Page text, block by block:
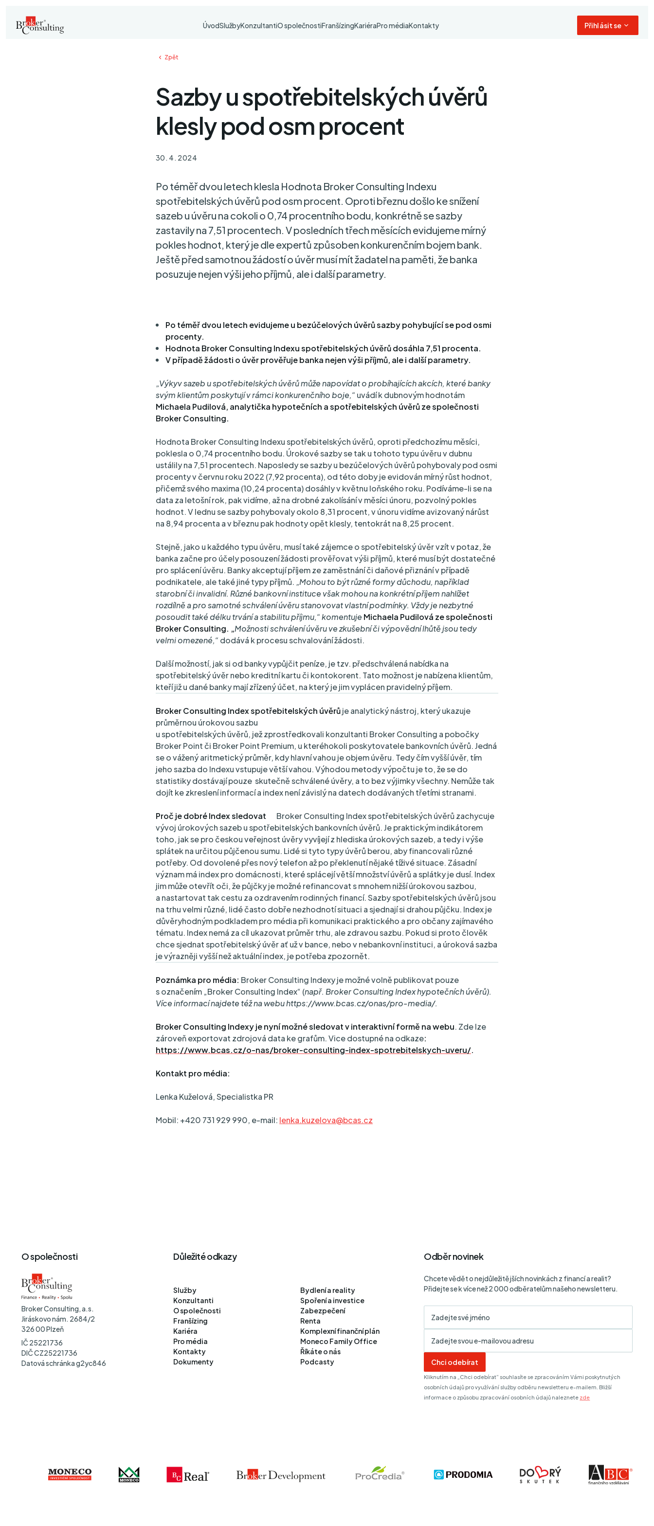
ÚvodSlužbyKonzultantiO společnostiFranšízingKariéraPro médiaKontakty Přihlásit se
Zpět
Sazby u spotřebitelských úvěrů
klesly pod osm procent
30. 4. 2024
Po téměř dvou letech klesla Hodnota Broker Consulting Indexu
spotřebitelských úvěrů pod osm procent. Oproti březnu došlo ke snížení
sazeb u úvěru na cokoli o 0,74 procentního bodu, konkrétně se sazby
zastavily na 7,51 procentech. V posledních třech měsících evidujeme mírný
pokles hodnot, který je dle expertů způsoben konkurenčním bojem bank.
Ještě před samotnou žádostí o úvěr musí mít žadatel na paměti, že banka
posuzuje nejen výši jeho příjmů, ale i další parametry.
Po téměř dvou letech evidujeme u bezúčelových úvěrů sazby pohybující se pod osmi
procenty.
Hodnota Broker Consulting Indexu spotřebitelských úvěrů dosáhla 7,51 procenta.
V případě žádosti o úvěr prověřuje banka nejen výši příjmů, ale i další parametry.
„Výkyv sazeb u spotřebitelských úvěrů může napovídat o probíhajících akcích, které banky
svým klientům poskytují v rámci konkurenčního boje,“ uvádí k dubnovým hodnotám
Michaela Pudilová, analytička hypotečních a spotřebitelských úvěrů ze společnosti
Broker Consulting.
Hodnota Broker Consulting Indexu spotřebitelských úvěrů, oproti předchozímu měsíci,
poklesla o 0,74 procentního bodu. Úrokové sazby se tak u tohoto typu úvěru v dubnu
ustálily na 7,51 procentech. Naposledy se sazby u bezúčelových úvěrů pohybovaly pod osmi
procenty v červnu roku 2022 (7,92 procenta), od této doby je evidován mírný růst hodnot,
přičemž svého maxima (10,24 procenta) dosáhly v květnu loňského roku. Podíváme-li se na
data za letošní rok, pak vidíme, až na drobné zakolísání v měsíci únoru, pozvolný pokles
hodnot. V lednu se sazby pohybovaly okolo 8,31 procent, v únoru vidíme avizovaný nárůst
na 8,94 procenta a v březnu pak hodnoty opět klesly, tentokrát na 8,25 procent.
Stejně, jako u každého typu úvěru, musí také zájemce o spotřebitelský úvěr vzít v potaz, že
banka začne pro účely posouzení žádosti prověřovat výši příjmů, které musí být dostatečné
pro splácení úvěru. Banky akceptují příjem ze zaměstnání či daňové přiznání v případě
podnikatele, ale také jiné typy příjmů. „Mohou to být různé formy důchodu, například
starobní či invalidní. Různé bankovní instituce však mohou na konkrétní příjem nahlížet
rozdílně a pro samotné schválení úvěru stanovovat vlastní podmínky. Vždy je nezbytné
posoudit také délku trvání a stabilitu příjmu,“ komentuje Michaela Pudilová ze společnosti
Broker Consulting. „Možnosti schválení úvěru ve zkušební či výpovědní lhůtě jsou tedy
velmi omezené,“ dodává k procesu schvalování žádosti.
Další možností, jak si od banky vypůjčit peníze, je tzv. předschválená nabídka na
spotřebitelský úvěr nebo kreditní kartu či kontokorent. Tato možnost je nabízena klientům,
kteří již u dané banky mají zřízený účet, na který je jim vyplácen pravidelný příjem.
Broker Consulting Index spotřebitelských úvěrůje analytický nástroj, který ukazuje
průměrnou úrokovou sazbu
u spotřebitelských úvěrů, jež zprostředkovali konzultanti Broker Consulting a pobočky
Broker Point či Broker Point Premium, u kteréhokoli poskytovatele bankovních úvěrů. Jedná
se o vážený aritmetický průměr, kdy hlavní vahou je objem úvěru. Tedy čím vyšší úvěr, tím
jeho sazba do Indexu vstupuje větší vahou. Výhodou metody výpočtu je to, že se do
statistiky dostávají pouze skutečně schválené úvěry, a to bez výjimky všechny. Nemůže tak
dojít ke zkreslení informací a index není závislý na datech dodávaných třetími stranami.
Proč je dobré Index sledovat
Broker Consulting Index spotřebitelských úvěrů zachycuje
vývoj úrokových sazeb u spotřebitelských bankovních úvěrů. Je praktickým indikátorem
toho, jak se pro českou veřejnost úvěry vyvíjejí z hlediska úrokových sazeb, a tedy i výše
splátek na určitou půjčenou sumu. Lidé si tyto typy úvěrů berou, aby financovali různé
potřeby. Od dovolené přes nový telefon až po překlenutí nějaké tíživé situace. Zásadní
význam má index pro domácnosti, které splácejí větší množství úvěrů a splátky je dusí. Index
jim může otevřít oči, že půjčky je možné refinancovat s mnohem nižší úrokovou sazbou,
a nastartovat tak cestu za ozdravením rodinných financí. Sazby spotřebitelských úvěrů jsou
na trhu velmi různé, lidé často dobře nezhodnotí situaci a sjednají si drahou půjčku. Index je
důvěryhodným podkladem pro média při komunikaci praktického a pro občany zajímavého
tématu. Index nemá za cíl ukazovat průměr trhu, ale zdravou sazbu. Pokud si proto člověk
chce sjednat spotřebitelský úvěr ať už v bance, nebo v nebankovní instituci, a úroková sazba
je výrazněji vyšší než aktuální index, je potřeba zpozornět.
Poznámka pro média: Broker Consulting Indexy je možné volně publikovat pouze
s označením „Broker Consulting Index“ (např. Broker Consulting Index hypotečních úvěrů).
Více informací najdete též na webuhttps://www.bcas.cz/onas/pro-media/.
Broker Consulting Indexy je nyní možné sledovat v interaktivní formě na webu. Zde lze
zároveň exportovat zdrojová data ke grafům. Vice dostupné na odkaze:
https://www.bcas.cz/o-nas/broker-consulting-index-spotrebitelskych-uveru/.
Kontakt pro média:
Lenka Kuželová, Specialistka PR
Mobil: +420 731 929 990, e-mail: lenka.kuzelova@bcas.cz
O společnosti
Broker Consulting, a.s.
Jiráskovo nám. 2684/2
326 00 Plzeň
IČ 25221736
DIČ CZ25221736
Datová schránka g2yc846
Důležité odkazy
Služby
Konzultanti
O společnosti
Franšízing
Kariéra
Pro média
Kontakty
Dokumenty
Bydlení a reality
Spoření a investice
Zabezpečení
Renta
Komplexní finanční plán
Moneco Family Office
Říkáte o nás
Podcasty
Odběr novinek
Chcete vědět o nejdůležitějších novinkách z financí a realit?
Přidejte se k více než 2 000 odběratelům našeho newsletteru.
Chci odebírat
Kliknutím na „Chci odebírat“ souhlasíte se zpracováním Vámi poskytnutých
osobních údajů pro využívání služby odběru newsletteru e-mailem. Bližší
informace o způsobu zpracování osobních údajů naleznete zde